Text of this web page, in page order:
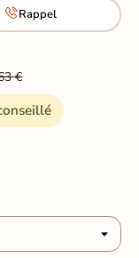
Rappel
€